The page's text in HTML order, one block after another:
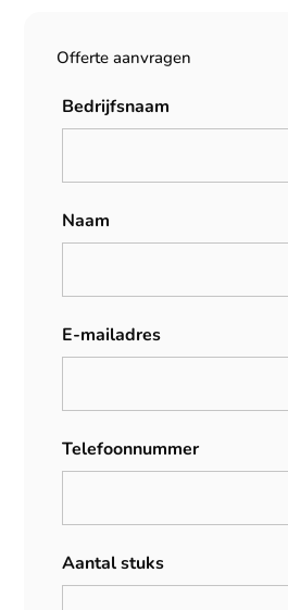
Offerte aanvragen
Bedrijfsnaam
Naam
E-mailadres
Telefoonnummer
Aantal stuks